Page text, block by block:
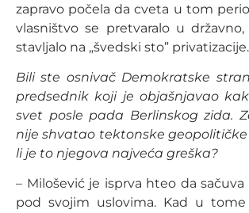
zapravo počela da cveta u tom
vlasništvo se pretvaralo u
stavljalo na „švedski sto” privatizacije.
Bili ste osnivač Demokratske
predsednik koji je objašnjavao
svet posle pada Berlinskog zida.
nije shvatao tektonske
li je to njegova najveća greška?
– Milošević je isprva hteo da sačuva
pod svojim uslovima. Kad u